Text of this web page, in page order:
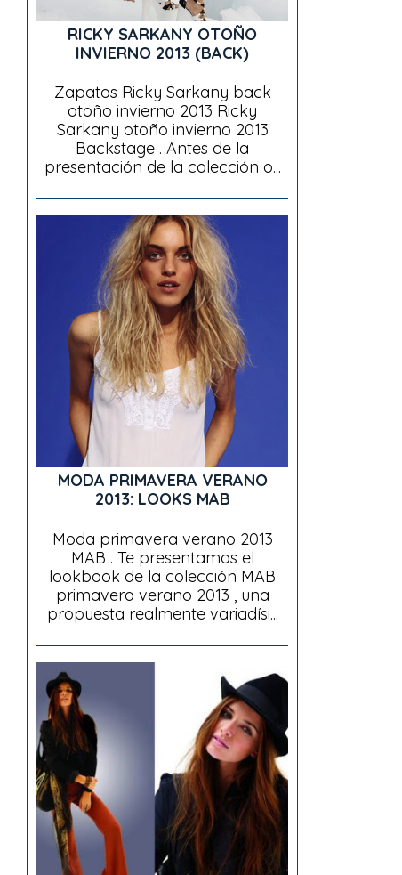
RICKY SARKANY OTOÑO
INVIERNO 2013 (BACK)
Zapatos Ricky Sarkany back
otoño invierno 2013 Ricky
Sarkany otoño invierno 2013
Backstage . Antes de la
presentación de la colección o...
MODA PRIMAVERA VERANO
2013: LOOKS MAB
Moda primavera verano 2013
MAB . Te presentamos el
lookbook de la colección MAB
primavera verano 2013 , una
propuesta realmente variadísi...